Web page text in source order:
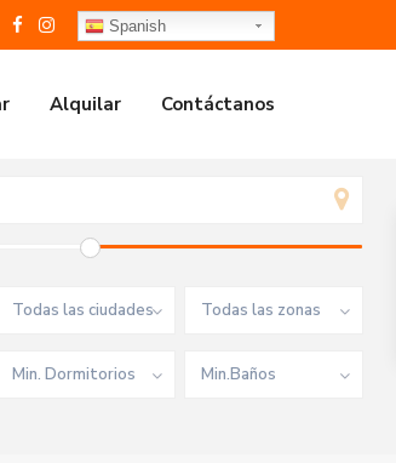
Spanish
Alquilar Contáctanos
Todas las ciudades Todas las zonas
Min. Dormitorios Min.Baños